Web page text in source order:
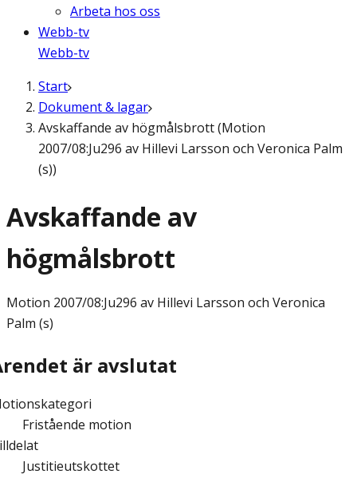
Arbeta hos oss
Webb-tv
Webb-tv
Start
Dokument & lagar
Avskaffande av högmålsbrott (Motion
2007/08:Ju296 av Hillevi Larsson och Veronica Palm
(s))
Avskaffande av
högmålsbrott
Motion 2007/08:Ju296 av Hillevi Larsson och Veronica
Palm (s)
är avslutat
Fristående motion
Justitieutskottet